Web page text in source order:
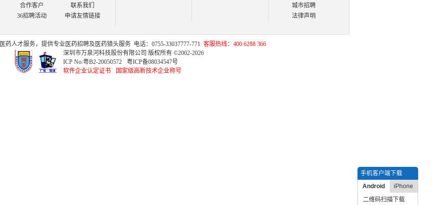
手机客户端下载
Android
iPhone
二维码扫描下载
合作客户
联系我们
36招聘活动
申请友情链接
城市招聘
法律声明
医药人才服务，提供专业医药招聘及 医药猎头服务 电话：0755-33037777-771 客服热线：400 6288 366
深圳市万泉河科技股份有限公司 版权所有 ©2002-2026
ICP No:粤B2-20050572
粤ICP备08034547号
软件企业认定证书
国家级高新技术企业称号